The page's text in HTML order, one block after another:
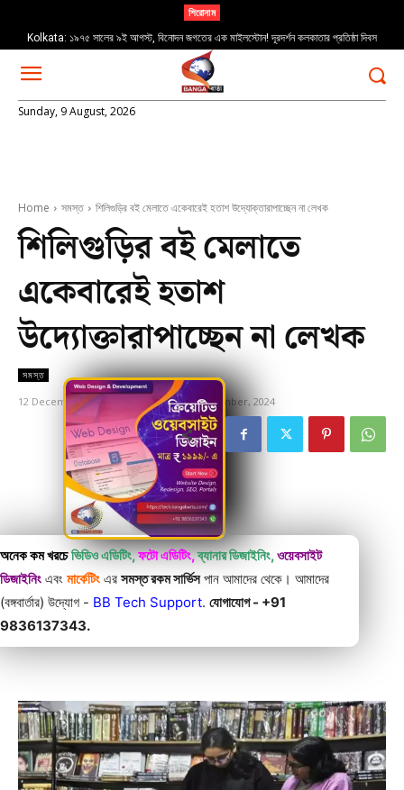
শিরোনাম
Kolkata: ১৯৭৫ সালের ৯ই আগস্ট, বিনোদন জগতের এক মাইলস্টোন! দূরদর্শন কলকাতার প্রতিষ্ঠা দিবস
Sunday, 9 August, 2026
Home সমস্ত শিলিগুড়ির বই মেলাতে একেবারেই হতাশ উদ্যোক্তারাপাচ্ছেন না লেখক
শিলিগুড়ির বই মেলাতে
একেবারেই হতাশ
উদ্যোক্তারাপাচ্ছেন না লেখক
সমস্ত
12 December, 2024 Updated: 12 December, 2024
অনেক কম খরচে ভিডিও এডিটিং,ফটো এডিটিং,ব্যানার ডিজাইনিং,ওয়েবসাইট
ডিজাইনিং এবং মার্কেটিং এর সমস্ত রকম সার্ভিসপান আমাদের থেকে। আমাদের
(বঙ্গবার্তার) উদ্যোগ - BB Tech Support. যোগাযোগ - +91
9836137343.